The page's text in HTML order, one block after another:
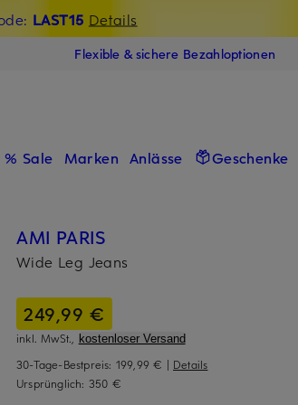
LAST15 Details
sichern
Flexible & sichere Bezahloptionen
% Sale Marken Anlässe Geschenke
AMI PARIS
Wide Leg Jeans
249,99 €
inkl. MwSt., kostenloser Versand
30-Tage-Bestpreis: 199,99 € | Details
Ursprünglich: 350 €